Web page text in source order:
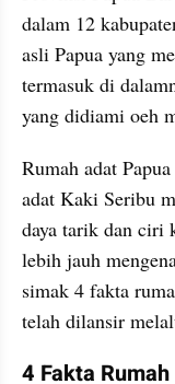
dalam 12
asli Papua yang
termasuk di
yang didiami oeh
Rumah adat
adat Kaki Seribu
daya tarik dan ciri
lebih jauh
simak 4 fakta
telah dilansir
4 Fakta